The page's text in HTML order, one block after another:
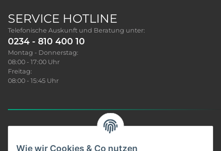
SERVICE HOTLINE
Telefonische Auskunft und Beratung unter:
0234 - 810 400 10
Montag - Donnerstag:
08:00 - 17:00 Uhr
Freitag:
08:00 - 15:45 Uhr
Wie wir Cookies & Co nutzen